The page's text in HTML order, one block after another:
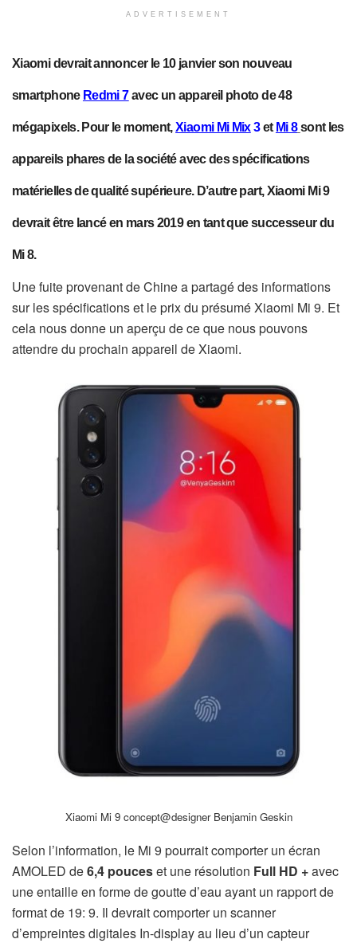
ADVERTISEMENT
Xiaomi devrait annoncer le 10 janvierson nouveau
smartphone Redmi 7 avec un appareil photo de 48
mégapixels. Pour le moment,Xiaomi Mi Mix3et Mi 8 sont les
appareils pharesde la sociétéavec des spécifications
matérielles de qualité supérieure. D’autre part, Xiaomi Mi 9
devrait être lancé en mars 2019 en tant que successeur du
Mi 8.
Une fuite provenant de Chine a partagé des informations
sur les spécifications et le prix du présumé Xiaomi Mi 9. Et
cela nous donne un aperçu de ce que nous pouvons
attendre du prochain appareil de Xiaomi.
Xiaomi Mi 9 concept@designer Benjamin Geskin
Selon l’information, le Mi 9 pourrait comporter un écran
AMOLED de6,4 pouceset une résolution Full HD +avec
une entaille en forme de goutte d’eau ayant un rapport de
format de 19: 9. Il devrait comporter un scanner
d’empreintes digitales In-display au lieu d’un capteur